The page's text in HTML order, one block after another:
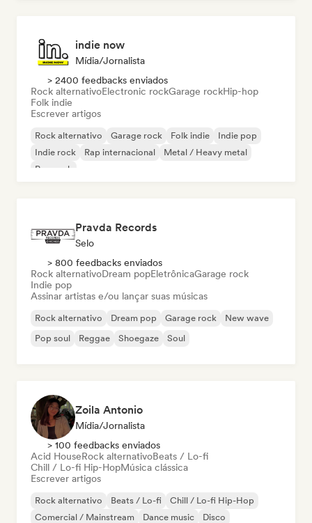
indie now
Mídia/Jornalista
> 2400 feedbacks enviados
Rock alternativoElectronic rockGarage rockHip-hop
Folk indie
Escrever artigos
Rock alternativo Garage rock Folk indie
Indie pop
Indie rock
Rap internacional
Metal / Heavy metal
Pop rock
Pravda Records
Selo
> 800 feedbacks enviados
Rock alternativoDream popEletrônicaGarage rock
Indie pop
Assinar artistas e/ou lançar suas músicas
Rock alternativo Dream pop Garage rock
New wave
Pop soul
Reggae Shoegaze Soul
Zoila Antonio
Mídia/Jornalista
> 100 feedbacks enviados
Acid HouseRock alternativoBeats / Lo-fi
Chill / Lo-fi Hip-HopMúsica clássica
Escrever artigos
Rock alternativo Beats / Lo-fi
Chill / Lo-fi Hip-Hop
Comercial / Mainstream
Dance music
Disco